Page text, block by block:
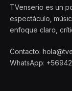
TVenserio es un
espectáculo,
enfoque claro,
Contacto:
WhatsApp: